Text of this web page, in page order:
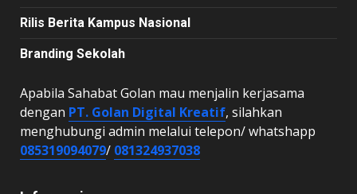
Rilis Berita Kampus Nasional
Branding Sekolah
Apabila Sahabat Golan mau menjalin kerjasama
dengan PT. Golan Digital Kreatif, silahkan
menghubungi admin melalui telepon/ whatshapp
085319094079/ 081324937038